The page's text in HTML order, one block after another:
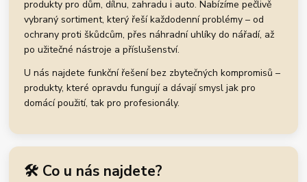
produkty pro dům, dílnu, zahradu i auto. Nabízíme pečlivě
vybraný sortiment, který řeší každodenní problémy – od
ochrany proti škůdcům, přes náhradní uhlíky do nářadí, až
po užitečné nástroje a příslušenství.
U nás najdete funkční řešení bez zbytečných kompromisů –
produkty, které opravdu fungují a dávají smysl jak pro
domácí použití, tak pro profesionály.
🛠️ Co u nás najdete?